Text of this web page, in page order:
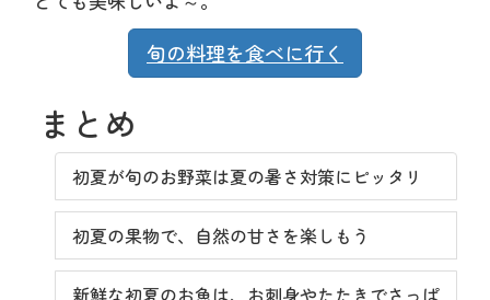
旬の料理を食べに行く
まとめ
初夏が旬のお野菜は夏の暑さ対策にピッタリ
初夏の果物で、自然の甘さを楽しもう
新鮮な初夏のお魚は、お刺身やたたきでさっぱ